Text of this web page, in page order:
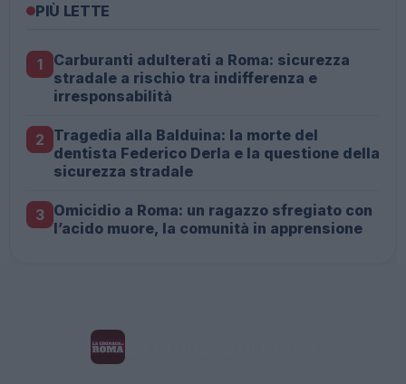
PIÙ LETTE
1
Carburanti adulterati a Roma: sicurezza
stradale a rischio tra indifferenza e
irresponsabilità
2 Tragedia alla Balduina: la morte del
dentista Federico Derla e la questione della
sicurezza stradale
3 Omicidio a Roma: un ragazzo sfregiato con
l’acido muore, la comunità in apprensione